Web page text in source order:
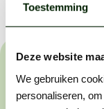
Toestemming
Deze website
We gebruiken
personaliseren,
Het
Wij helpen